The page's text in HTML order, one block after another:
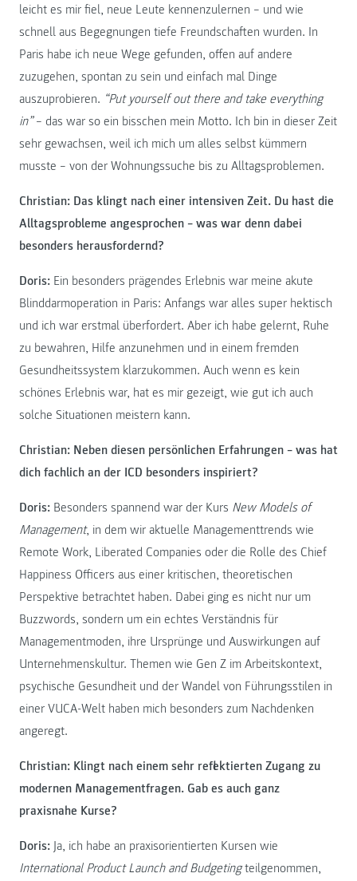
leicht es mir fiel, neue Leute kennenzulernen – und wie
schnell aus Begegnungen tiefe Freundschaften wurden. In
Paris habe ich neue Wege gefunden, offen auf andere
zuzugehen, spontan zu sein und einfach mal Dinge
auszuprobieren. “Put yourself out there and take everything
in”– das war so ein bisschen mein Motto. Ich bin in dieser Zeit
sehr gewachsen, weil ich mich um alles selbst kümmern
musste – von der Wohnungssuche bis zu Alltagsproblemen.
Christian: Das klingt nach einer intensiven Zeit. Du hast die
Alltagsprobleme angesprochen – was war denn dabei
besonders herausfordernd?
Doris: Ein besonders prägendes Erlebnis war meine akute
Blinddarmoperation in Paris: Anfangs war alles super hektisch
und ich war erstmal überfordert. Aber ich habe gelernt, Ruhe
zu bewahren, Hilfe anzunehmen und in einem fremden
Gesundheitssystem klarzukommen. Auch wenn es kein
schönes Erlebnis war, hat es mir gezeigt, wie gut ich auch
solche Situationen meistern kann.
Christian: Neben diesen persönlichen Erfahrungen – was hat
dich fachlich an der ICD besonders inspiriert?
Doris: Besonders spannend war der Kurs New Models of
Management, in dem wir aktuelle Managementtrends wie
Remote Work, Liberated Companies oder die Rolle des Chief
Happiness Officers aus einer kritischen, theoretischen
Perspektive betrachtet haben. Dabei ging es nicht nur um
Buzzwords, sondern um ein echtes Verständnis für
Managementmoden, ihre Ursprünge und Auswirkungen auf
Unternehmenskultur. Themen wie Gen Z im Arbeitskontext,
psychische Gesundheit und der Wandel von Führungsstilen in
einer VUCA-Welt haben mich besonders zum Nachdenken
angeregt.
Christian: Klingt nach einem sehr reflektierten Zugang zu
modernen Managementfragen. Gab es auch ganz
praxisnahe Kurse?
Doris: Ja, ich habe an praxisorientierten Kursen wie
International Product Launch and Budgetingteilgenommen,